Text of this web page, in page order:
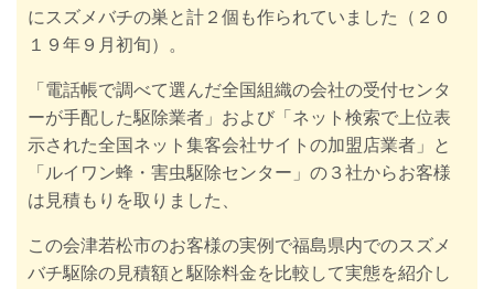
にスズメバチの巣と計２個も作られていました（２０
１９年９月初旬）。
「電話帳で調べて選んだ全国組織の会社の受付センタ
ーが手配した駆除業者」および「ネット検索で上位表
示された全国ネット集客会社サイトの加盟店業者」と
「ルイワン蜂・害虫駆除センター」の３社からお客様
は見積もりを取りました、
この会津若松市のお客様の実例で福島県内でのスズメ
バチ駆除の見積額と駆除料金を比較して実態を紹介し